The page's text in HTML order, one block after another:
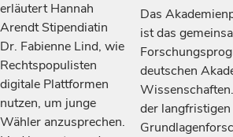
erläutert Hannah
Arendt Stipendiatin
Dr. Fabienne Lind, wie
Rechtspopulisten
digitale Plattformen
nutzen, um junge
Wähler anzusprechen.
Das
ist das
deutschen
der langfristigen